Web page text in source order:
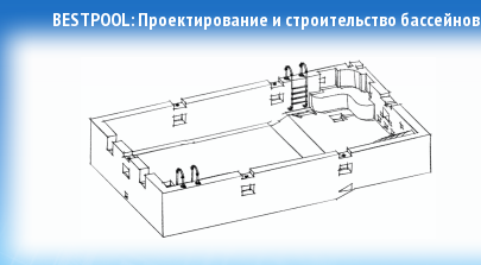
BESTPOOL: Проектирование и строительство бассейнов